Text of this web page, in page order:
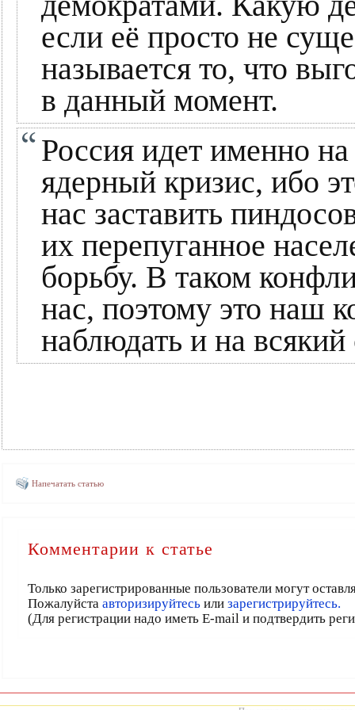
если её просто не
называется то, что
в данный момент.
Россия идет именно
ядерный кризис, ибо
нас заставить
их перепуганное
борьбу. В таком
нас, поэтому это наш
наблюдать и на всякий
Напечатать статью
Комментарии к статье
Только зарегистрированные пользователи могут
Пожалуйста авторизируйтесьили зарегистрируйтесь.
(Для регистрации надо иметь E-mail и подтвердить